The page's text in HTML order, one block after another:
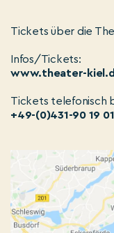
Tickets über die
Infos/Tickets:
www.theater-
Tickets telefonisch
+49-(0)431-90 19 01